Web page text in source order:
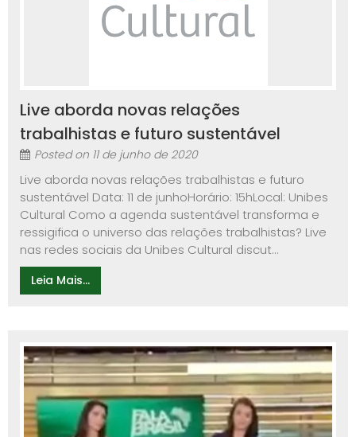
Live aborda novas relações
trabalhistas e futuro sustentável
Posted on 11 de junho de 2020
Live aborda novas relações trabalhistas e futuro
sustentável Data: 11 de junhoHorário: 15hLocal: Unibes
Cultural Como a agenda sustentável transforma e
ressigifica o universo das relações trabalhistas? Live
nas redes sociais da Unibes Cultural discut...
Leia Mais...